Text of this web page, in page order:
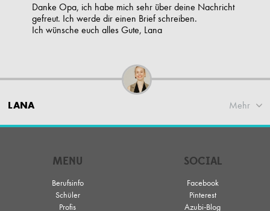
Danke Opa, ich habe mich sehr über deine Nachricht
gefreut. Ich werde dir einen Brief schreiben.
Ich wünsche euch alles Gute, Lana
LANA Mehr
MENU
Berufsinfo
Schüler
Profis
SOCIAL
Facebook
Pinterest
Azubi-Blog